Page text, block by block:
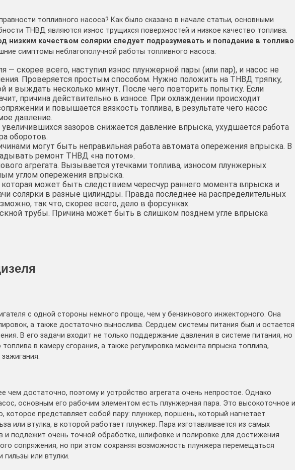
топливного насоса? Как было сказано в начале статьи, основными
ТНВД являются износ трущихся поверхностей и низкое качество топлива.
низким качеством солярки следует подразумевать и попадание в топливо
симптомы неблагополучной работы топливного насоса:
— скорее всего, наступил износ плунжерной пары (или пар), и насос не
Проверяется простым способом. Нужно положить на ТНВД тряпку,
и выждать несколько минут. После чего повторить попытку. Если
причина действительно в износе. При охлаждении происходит
и повышается вязкость топлива, в результате чего насос
давление.
зазоров снижается давление впрыска, ухудшается работа
оборотов.
могут быть неправильная работа автомата опережения впрыска. В
ремонт ТНВД «на потом».
агрегата. Вызывается утечками топлива, износом плунжерных
углом опережения впрыска.
может быть следствием чересчур раннего момента впрыска и
солярки в разные цилиндры. Правда последнее на распределительных
так что, скорее всего, дело в форсунках.
трубы. Причина может быть в слишком позднем угле впрыска
с одной стороны немного проще, чем у бензинового инжекторного. Она
а также достаточно вынослива. Сердцем системы питания был и остается
В его задачи входит не только поддержание давления в системе питания, но
в камеру сгорания, а также регулировка момента впрыска топлива,
чем достаточно, поэтому и устройство агрегата очень непростое. Однако
основным его рабочим элементом есть плунжерная пара. Это высокоточное и
которое представляет собой пару: плунжер, поршень, который нагнетает
или втулка, в которой работает плунжер. Пара изготавливается из самых
и подлежит очень точной обработке, шлифовке и полировке для достижения
сопряжения, но при этом сохраняя возможность плунжера перемещаться
гильзы или втулки.